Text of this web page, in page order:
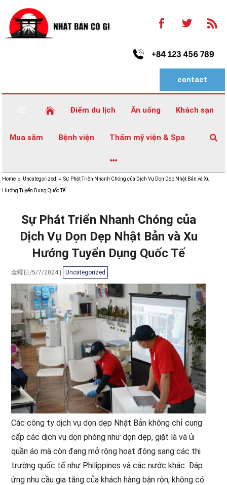
  
contact
 Điểm du lịch Ăn uống Khách sạn
Mua sắm Bệnh viện Thẩm mỹ viện & Spa 

Home 9 Uncategorized 9 Sự Phát Triển Nhanh Chóng của Dịch Vụ Dọn Dẹp Nhật Bản và Xu
Hướng Tuyển Dụng Quốc Tế
Sự Phát Triển Nhanh Chóng của
Dịch Vụ Dọn Dẹp Nhật Bản và Xu
Hướng Tuyển Dụng Quốc Tế
金曜日/5/7/2024 Uncategorized
Các công ty dịch vụ dọn dẹp Nhật Bản không chỉ cung
cấp các dịch vụ dọn phòng như dọn dẹp, giặt là và ủi
quần áo mà còn đang mở rộng hoạt động sang các thị
trường quốc tế như Philippines và các nước khác. Đáp
ứng nhu cầu gia tăng của khách hàng bận rộn, không có